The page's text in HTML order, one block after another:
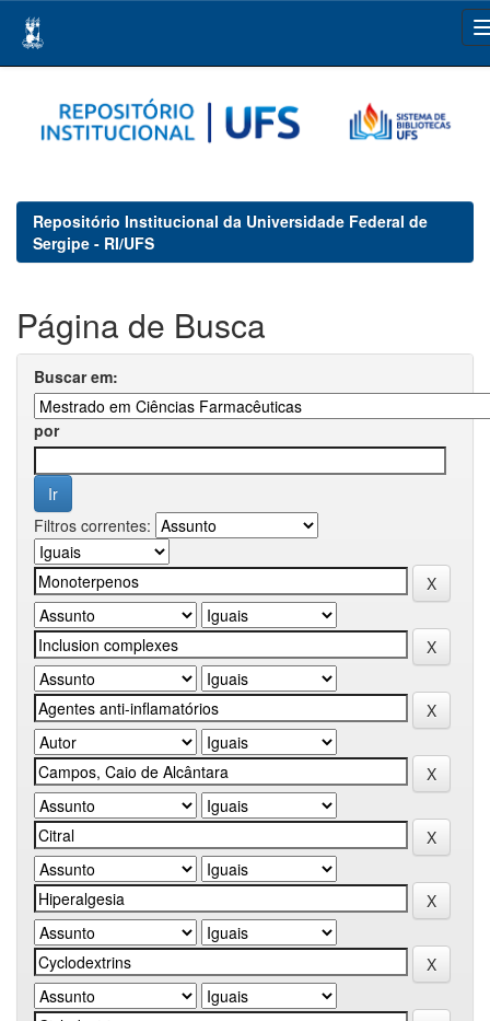
navigation
Repositório Institucional da Universidade Federal de
Sergipe - RI/UFS
Página de Busca
Buscar em:
por
Filtros correntes: